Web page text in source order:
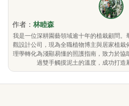
作者： 林睦森
我是一位深耕園藝領域逾十年的植栽顧問
觀設計公司，現為全職植物博主與居家植栽
理學轉化為淺顯易懂的照護指南，致力於協
過雙手觸摸泥土的溫度，成功打造